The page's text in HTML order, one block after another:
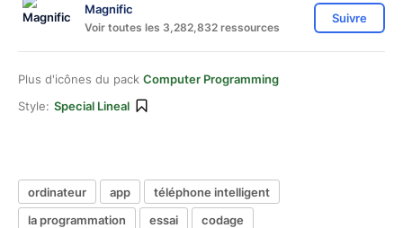
Magnific
Voir toutes les 3,282,832 ressources
Suivre
Plus d'icônes du pack Computer Programming
Style: Special Lineal
ordinateur app
téléphone intelligent
la programmation
essai
codage